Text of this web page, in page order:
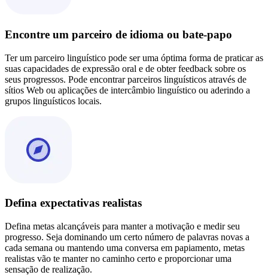
Encontre um parceiro de idioma ou bate-papo
Ter um parceiro linguístico pode ser uma óptima forma de praticar as
suas capacidades de expressão oral e de obter feedback sobre os
seus progressos. Pode encontrar parceiros linguísticos através de
sítios Web ou aplicações de intercâmbio linguístico ou aderindo a
grupos linguísticos locais.
Defina expectativas realistas
Defina metas alcançáveis para manter a motivação e medir seu
progresso. Seja dominando um certo número de palavras novas a
cada semana ou mantendo uma conversa em papiamento, metas
realistas vão te manter no caminho certo e proporcionar uma
sensação de realização.